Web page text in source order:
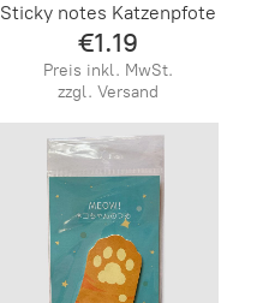
Sticky notes Katzenpfote
€1.19
Preis inkl. MwSt.
zzgl. Versand